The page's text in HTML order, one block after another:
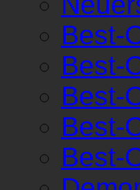
Best-
Best-
Best-
Best-
Best-